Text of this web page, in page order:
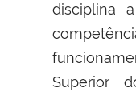
disciplina
Superior